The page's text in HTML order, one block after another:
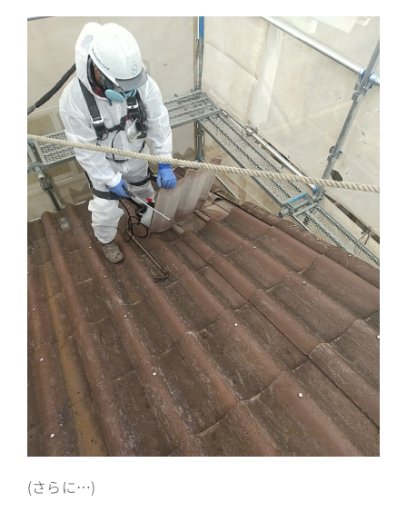
(さらに…)